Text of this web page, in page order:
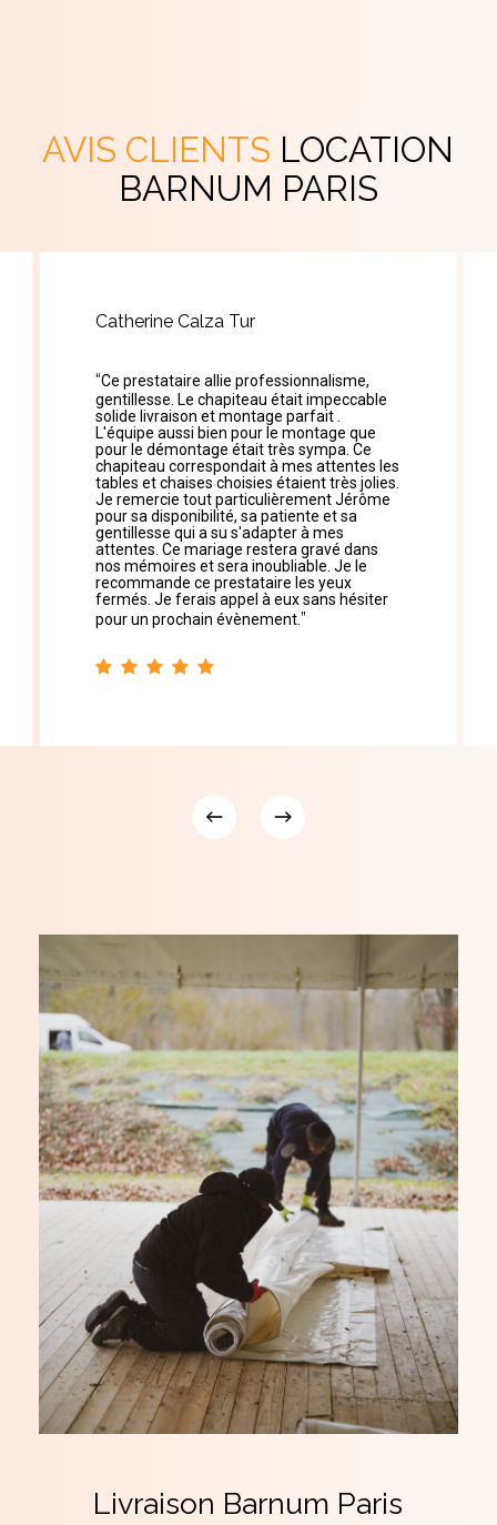
AVIS CLIENTS LOCATION
BARNUM PARIS
Catherine Calza Tur
“Ce prestataire allie professionnalisme,
gentillesse. Le chapiteau était impeccable
solide livraison et montage parfait .
L'équipe aussi bien pour le montage que
pour le démontage était très sympa. Ce
chapiteau correspondait à mes attentes les
tables et chaises choisies étaient très jolies.
Je remercie tout particulièrement Jérôme
pour sa disponibilité, sa patiente et sa
gentillesse qui a su s'adapter à mes
attentes. Ce mariage restera gravé dans
nos mémoires et sera inoubliable. Je le
recommande ce prestataire les yeux
fermés. Je ferais appel à eux sans hésiter
pour un prochain évènement.”
Livraison Barnum Paris